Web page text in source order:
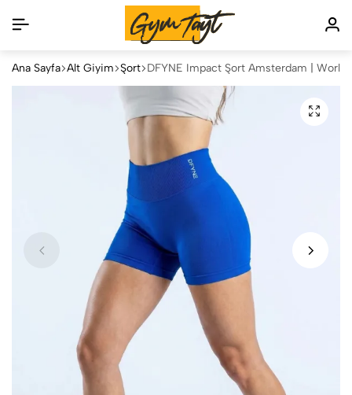
Ana Sayfa Alt Giyim Şort DFYNE Impact Şort Amsterdam | World